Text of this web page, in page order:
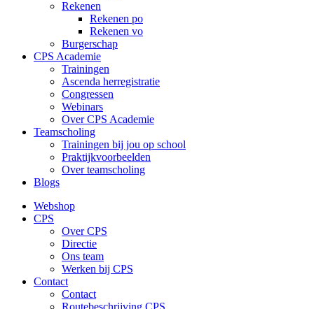
Rekenen
Rekenen po
Rekenen vo
Burgerschap
CPS Academie
Trainingen
Ascenda herregistratie
Congressen
Webinars
Over CPS Academie
Teamscholing
Trainingen bij jou op school
Praktijkvoorbeelden
Over teamscholing
Blogs
Webshop
CPS
Over CPS
Directie
Ons team
Werken bij CPS
Contact
Contact